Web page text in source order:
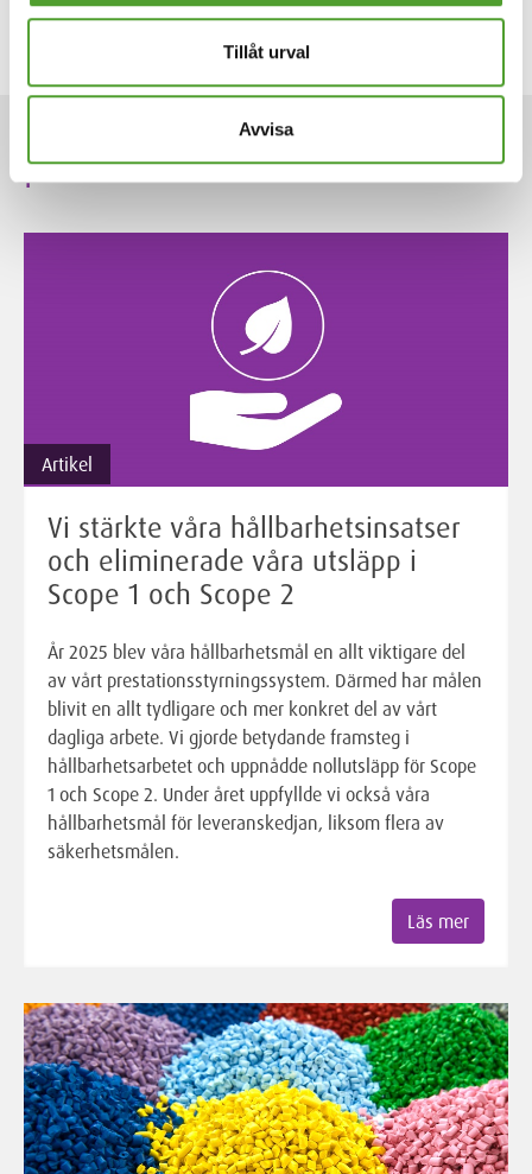
Tillåt urval
Avvisa
ARTIKLAR
Artikel
Vi stärkte våra hållbarhetsinsatser
och eliminerade våra utsläpp i
Scope 1 och Scope 2
År 2025 blev våra hållbarhetsmål en allt viktigare del
av vårt prestationsstyrningssystem. Därmed har målen
blivit en allt tydligare och mer konkret del av vårt
dagliga arbete. Vi gjorde betydande framsteg i
hållbarhetsarbetet och uppnådde nollutsläpp för Scope
1 och Scope 2. Under året uppfyllde vi också våra
hållbarhetsmål för leveranskedjan, liksom flera av
säkerhetsmålen.
Läs mer